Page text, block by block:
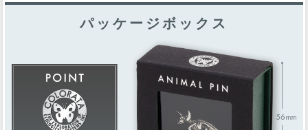
パッケージボックス